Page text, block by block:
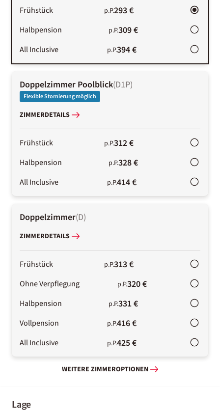
Frühstück p.P.293 €
Halbpension p.P.309 €
All Inclusive p.P.394 €
Doppelzimmer Poolblick(D1P)
Flexible Stornierung möglich
ZIMMERDETAILS
Frühstück p.P.312 €
Halbpension p.P.328 €
All Inclusive p.P.414 €
Doppelzimmer(D)
ZIMMERDETAILS
Frühstück p.P.313 €
Ohne Verpflegung p.P.320 €
Halbpension p.P.331 €
Vollpension p.P.416 €
All Inclusive p.P.425 €
WEITERE ZIMMEROPTIONEN
Lage